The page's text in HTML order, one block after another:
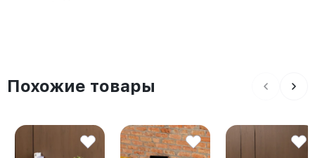
Похожие товары